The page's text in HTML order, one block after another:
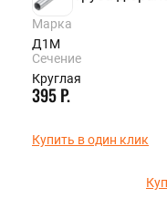
Марка
Д1М
Сечение
Круглая
395 Р.
Купить в один клик